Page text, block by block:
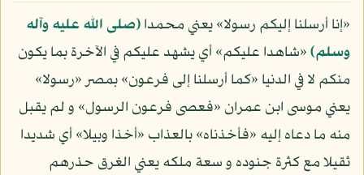
«إنا أرسلنا إليكم رسولا» يعني محمدا(صلى الله عليه وآله
وسلم)«شاهدا عليكم» أي يشهد عليكم في الآخرة بما يكون
منكم لا في الدنيا «كما أرسلنا إلى فرعون» بمصر «رسولا»
يعني موسى ابن عمران «فعصى فرعون الرسول» و لم يقبل
منه ما دعاه إليه «فأخذناه» بالعذاب «أخذا وبيلا» أي شديدا
ثقيلا مع كثرة جنوده و سعة ملكه يعني الغرق حذرهم